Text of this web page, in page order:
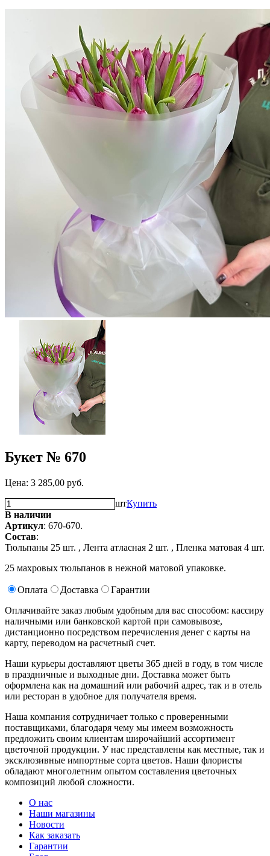
Букет № 670
Цена: 3 285,00 руб.
штКупить
В наличии
Артикул: 670-670.
Состав:
Тюльпаны 25 шт. , Лента атласная 2 шт. , Пленка матовая 4 шт.
25 махровых тюльпанов в нежной матовой упаковке.
Оплата Доставка
Гарантии
Оплачивайте заказ любым удобным для вас способом: кассиру
наличными или банковской картой при самовывозе,
дистанционно посредством перечисления денег с карты на
карту, переводом на расчетный счет.
Наши курьеры доставляют цветы 365 дней в году, в том числе
в праздничные и выходные дни. Доставка может быть
оформлена как на домашний или рабочий адрес, так и в отель
или ресторан в удобное для получателя время.
Наша компания сотрудничает только с проверенными
поставщиками, благодаря чему мы имеем возможность
предложить своим клиентам широчайший ассортимент
цветочной продукции. У нас представлены как местные, так и
эксклюзивные импортные сорта цветов. Наши флористы
обладают многолетним опытом составления цветочных
композиций любой сложности.
О нас
Наши магазины
Новости
Как заказать
Гарантии